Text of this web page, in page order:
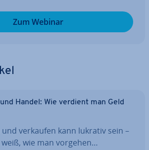
Zum Webinar
Handel: Wie verdient man Geld
verkaufen kann lukrativ sein –
wie man vorgehen…